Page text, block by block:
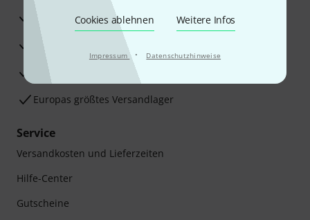
Cookies ablehnen Weitere Infos
Impressum · Datenschutzhinweise
Reparaturservice
Beratung durch Fachexperten
Zufriedenheitsgarantie
Europas größtes Versandlager
Service
Versandkosten und Lieferzeiten
Hilfe-Center
Gutscheine